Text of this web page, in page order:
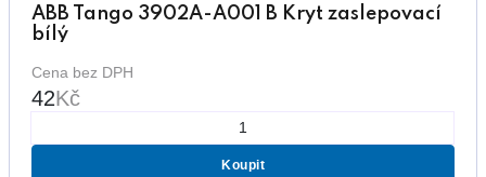
ABB Tango 3902A-A001 B Kryt zaslepovací
bílý
Cena bez DPH
42Kč
Koupit